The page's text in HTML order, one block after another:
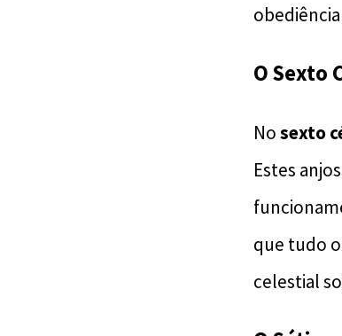
O Sexto
Nosexto
Estes
que tudo
celestial